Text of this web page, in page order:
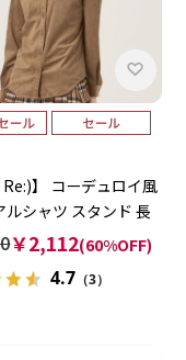
Re:)】 コーデュロイ風
ルシャツ スタンド 長
ース
￥2,112(60%OFF)
4.7 （3）